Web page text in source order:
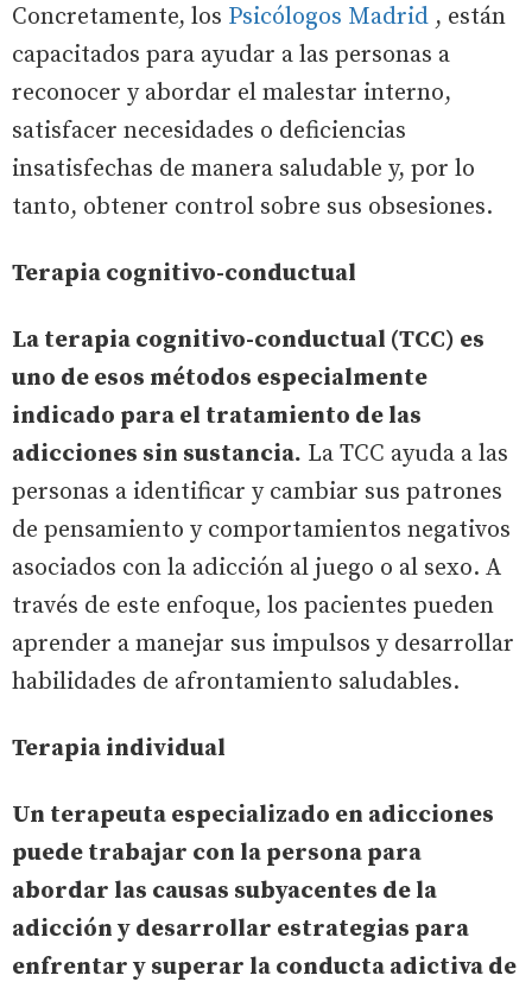
Concretamente, los Psicólogos Madrid , están
capacitados para ayudar a las personas a
reconocer y abordar el malestar interno,
satisfacer necesidades o deficiencias
insatisfechas de manera saludable y, por lo
tanto, obtener control sobre sus obsesiones.
Terapia cognitivo-conductual
La terapia cognitivo-conductual (TCC) es
uno de esos métodos especialmente
indicado para el tratamiento de las
adicciones sin sustancia. La TCC ayuda a las
personas a identificar y cambiar sus patrones
de pensamiento y comportamientos negativos
asociados con la adicción al juego o al sexo. A
través de este enfoque, los pacientes pueden
aprender a manejar sus impulsos y desarrollar
habilidades de afrontamiento saludables.
Terapia individual
Un terapeuta especializado en adicciones
puede trabajar con la persona para
abordar las causas subyacentes de la
adicción y desarrollar estrategias para
enfrentar y superar la conducta adictiva de